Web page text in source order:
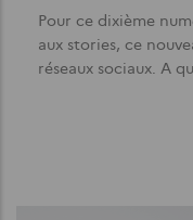
Pour ce dixième
aux stories, ce
réseaux sociaux. A